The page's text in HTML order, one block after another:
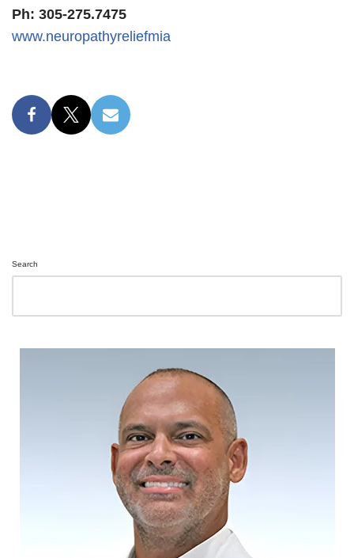
Ph: 305-275.7475
www.neuropathyreliefmia
Search